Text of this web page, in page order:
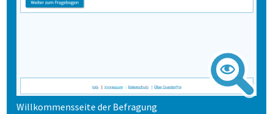
Panelbefragung
Hybrid befragen
Qualität der Erfassung prüfen
Daten detailliert auswerten
Lösung
Willkommensseite der Befragung